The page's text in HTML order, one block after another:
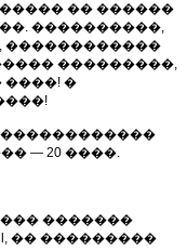
������ �� ������
����������,
������������
���������,
����! �
���������������
— 20 ����.
�������
�� ���������